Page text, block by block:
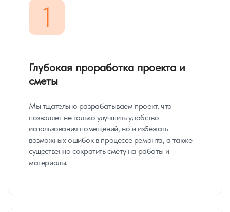
1
Глубокая проработка проекта и
сметы
Мы тщательно разрабатываем проект, что
позволяет не только улучшить удобство
использования помещений, но и избежать
возможных ошибок в процессе ремонта, а также
существенно сократить смету на работы и
материалы.